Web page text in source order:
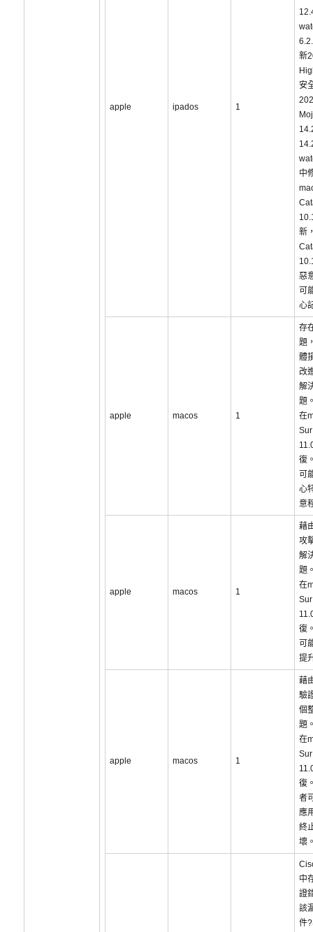
apple ipados 1
新
安
中
新
惡
可
心
apple macos 1
存
題
體
改
解
題
在
Sur
復
可
心
意
apple macos 1
藉
攻
解
題
在
Sur
復
可
提
apple macos 1
藉
驗
個
題
在
Sur
復
者
應
終
壞
中
證
該
件